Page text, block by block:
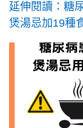
延伸閱讀：糖
煲湯忌加19種